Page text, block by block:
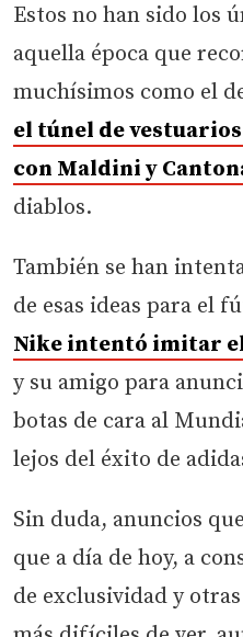
Estos no han sido los
aquella época que
muchísimos como el
el túnel de vestuarios
con Maldini y
diablos.
También se han
de esas ideas para el
Nike intentó imitar
y su amigo para
botas de cara al
lejos del éxito de
Sin duda, anuncios
que a día de hoy, a
de exclusividad y